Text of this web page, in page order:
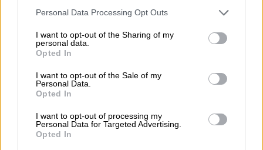
Please note that this website/app uses one or more Google
not limited to your visit or usage behaviour. You may click to
grant or deny consent to Google and its third-party tags to
use your data for below specified purposes in below Google
consent section.
Personal Data Processing Opt Outs
I want to opt-out of the Sharing of my
personal data.
Opted In
I want to opt-out of the Sale of my
Personal Data.
Opted In
I want to opt-out of processing my
Personal Data for Targeted Advertising.
Opted In
Αξίζει να αναφερθεί ότι το Ιερό Ίδρυμα
δημοσίου δικαίου (νόμος 349/1976),
εποπτεύεται από τον εκάστοτε υπουργό
Παιδείας και Θρησκευμάτων και όχι από την
Ιερά Μητρόπολη Σύρου, παρόλο που έχει ως
πρόεδρο της Διοικούσας Επιτροπής του τον
μητροπολίτη Σύρου.
Επομένως, το άρθρο 90 είναι ευεργετικό